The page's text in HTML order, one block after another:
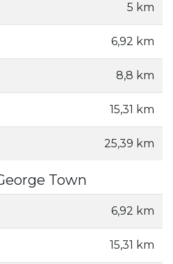
5 km
6,92 km
8,8 km
15,31 km
25,39 km
Town
6,92 km
15,31 km